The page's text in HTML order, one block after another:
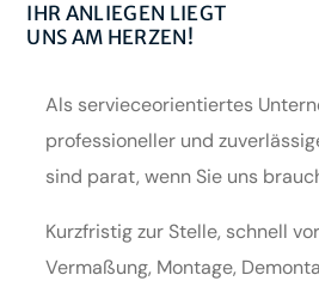
IHR ANLIEGEN LIEGT
UNS AM HERZEN!
Als servieceorientiertes
professioneller und
sind parat, wenn Sie uns
Kurzfristig zur Stelle, schnell
Vermaßung, Montage,